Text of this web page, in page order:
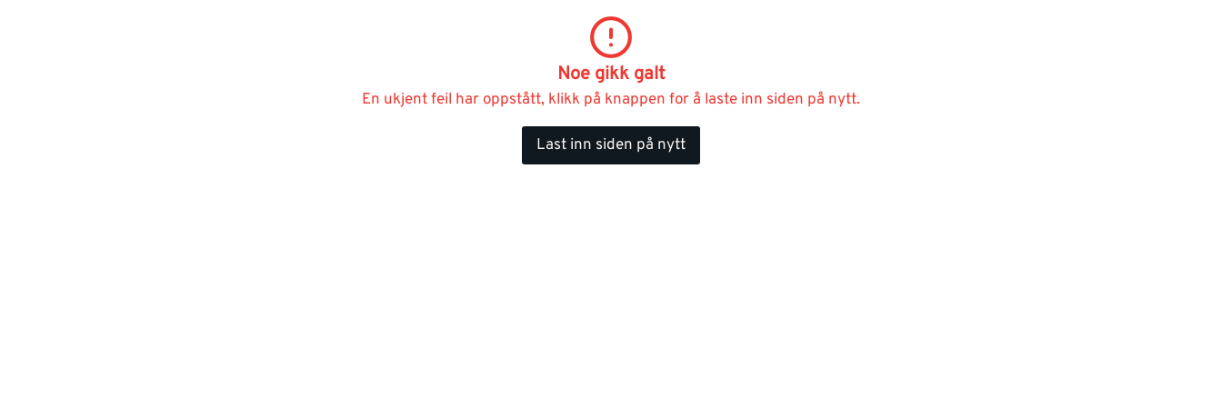
Noe gikk galt
En ukjent feil har oppstått, klikk på knappen for å laste inn siden på nytt.
Last inn siden på nytt